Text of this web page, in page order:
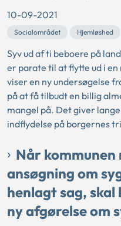
10-09-2021
Socialområdet Hjemløshed
Syv ud af ti beboere på
er parate til at flytte ud i
viser en ny undersøgelse
på at få tilbudt en billig
mangel på. Det giver
indflydelse på borgernes
Når
ansøgning om
henlagt sag,
ny afgørelse om